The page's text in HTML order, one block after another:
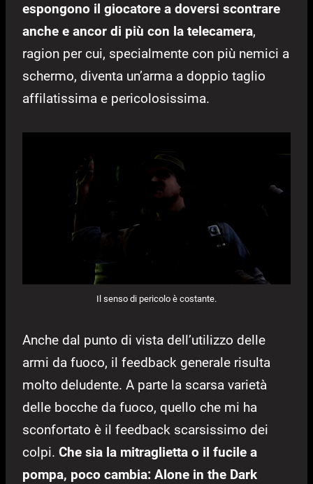
espongono il giocatore a doversi scontrare
anche e ancor di più con la telecamera,
ragion per cui, specialmente con più nemici a
schermo, diventa un’arma a doppio taglio
affilatissima e pericolosissima.
Il senso di pericolo è costante.
Anche dal punto di vista dell’utilizzo delle
armi da fuoco, il feedback generale risulta
molto deludente. A parte la scarsa varietà
delle bocche da fuoco, quello che mi ha
sconfortato è il feedback scarsissimo dei
colpi. Che sia la mitraglietta o il fucile a
pompa, poco cambia: Alone in the Dark